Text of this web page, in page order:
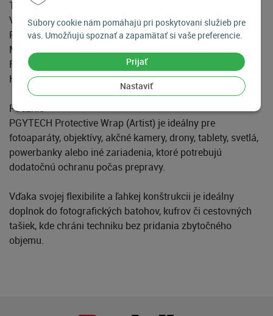
Súbory cookie nám pomáhajú pri poskytovaní služieb pre
vás. Umožňujú spoznať a zapamätať si vaše preferencie.
Prijať
Nastaviť
Technické špecifikácie
Veľkosť: S, M alebo L (v závislosti od variantu)
Rozmery (verzia M): približne 45 × 45 cm
Materiál: 100 % polyester s nano povrchovou úpravou
Farba / dizajn: Artist
Hmotnosť: približne 120 g
Použitie
PGYTECH Protective Wrap (Artist) je ideálny pre
fotoaparáty, objektívy, akčné kamery, drony, tablety, svetlá,
powerbanky alebo iné zariadenia, ktoré potrebujú
dodatočnú ochranu počas prepravy.
Vďaka svojej flexibilite a ľahkej konštrukcii je ideálny
doplnok do fotografických batohov, kufrov či cestovných
tašiek, kde chráni techniku bez pridania zbytočného
objemu.